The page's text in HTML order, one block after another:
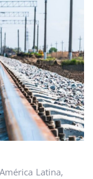
Latina,